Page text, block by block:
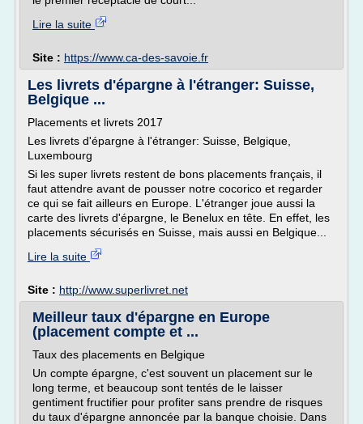
Lire la suite
Site : https://www.ca-des-savoie.fr
Les livrets d'épargne à l'étranger: Suisse,
Belgique ...
Placements et livrets 2017
Les livrets d'épargne à l'étranger: Suisse, Belgique,
Luxembourg
Si les super livrets restent de bons placements français, il
faut attendre avant de pousser notre cocorico et regarder
ce qui se fait ailleurs en Europe. L'étranger joue aussi la
carte des livrets d'épargne, le Benelux en tête. En effet, les
placements sécurisés en Suisse, mais aussi en Belgique...
Lire la suite
Site : http://www.superlivret.net
Meilleur taux d'épargne en Europe
(placement compte et ...
Taux des placements en Belgique
Un compte épargne, c'est souvent un placement sur le
long terme, et beaucoup sont tentés de le laisser
gentiment fructifier pour profiter sans prendre de risques
du taux d'épargne annoncée par la banque choisie. Dans